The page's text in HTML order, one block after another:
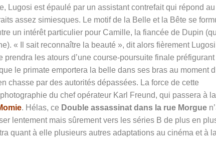
Lugosi est épaulé par un assistant contrefait qui répond au
assez simiesques. Le motif de la Belle et la Bête se
un intérêt particulier pour Camille, la fiancée de Dupin
« Il sait reconnaître la beauté », dit alors fièrement
les atours d’une course-poursuite finale préfigurant
le primate emportera la belle dans ses bras au moment
chasse par des autorités dépassées. La force de cette
du chef opérateur Karl Freund, qui passera à la
. Hélas, ce Double assassinat dans la rue Morgue
lentement mais sûrement vers les séries B de plus en
quant à elle plusieurs autres adaptations au cinéma et à